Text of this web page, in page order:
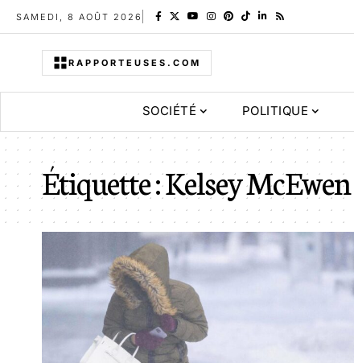
SAMEDI, 8 AOÛT 2026
RAPPORTEUSES.COM
SOCIÉTÉ POLITIQUE
Étiquette :Kelsey McEwen